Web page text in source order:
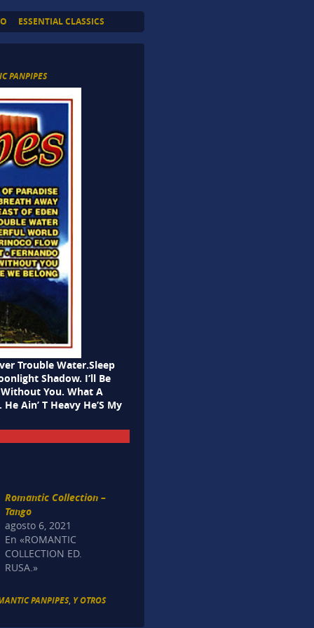
ESSENTIAL CLASSICS
PANPIPES
Trouble Water.Sleep
Shadow. I’ll Be
You. What A
Ain’ T Heavy He’S My
Romantic Collection –
Tango
agosto 6, 2021
En «ROMANTIC
COLLECTION ED.
RUSA.»
PANPIPES, Y OTROS